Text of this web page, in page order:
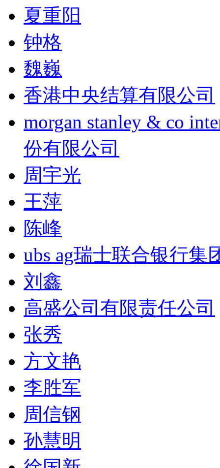
夏重阳
钟格
魏巍
香港中央结算有限公司
morgan stanley & co
份有限公司
周宇光
王萍
陈峰
ubs ag瑞士联合银行集
刘鑫
高盛公司有限责任公司
张秀
方文艳
李胜军
周信钢
孙慧明